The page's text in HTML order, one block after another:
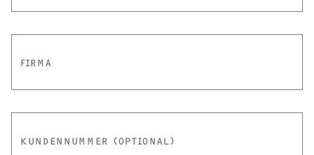
FIRMA
KUNDENNUMMER (OPTIONAL)